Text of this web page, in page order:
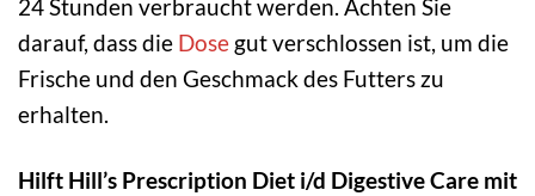
24 Stunden verbraucht werden. Achten Sie
darauf, dass die Dose gut verschlossen ist, um die
Frische und den Geschmack des Futters zu
erhalten.
Hilft Hill’s Prescription Diet i/d Digestive Care mit